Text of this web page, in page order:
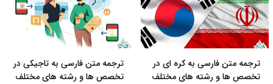
ترجمه متن فارسی به کره ای در
تخصص ها و رشته های مختلف
ترجمه متن فارسی به تاجیکی در
تخصص ها و رشته های مختلف